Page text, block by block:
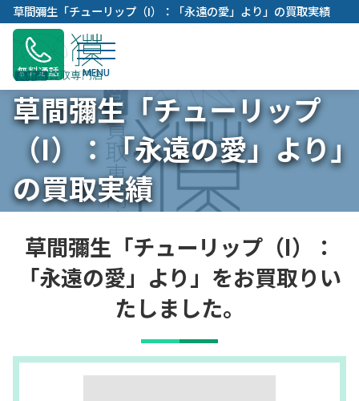
内
容
キ
ッ
プ
草間彌生「チューリップ（I）：「永遠の愛」より」の買取実績
無料通話
草間彌生「チューリップ
（I）：「永遠の愛」より」
の買取実績
草間彌生「チューリップ（I）：
「永遠の愛」より」をお買取りい
たしました。